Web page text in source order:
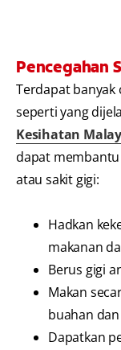
Pencegahan
Terdapat banyak
seperti yang
Kesihatan
dapat
atau sakit gigi:
Hadkan
makanan
Berus gigi
Makan
buahan
Dapatkan